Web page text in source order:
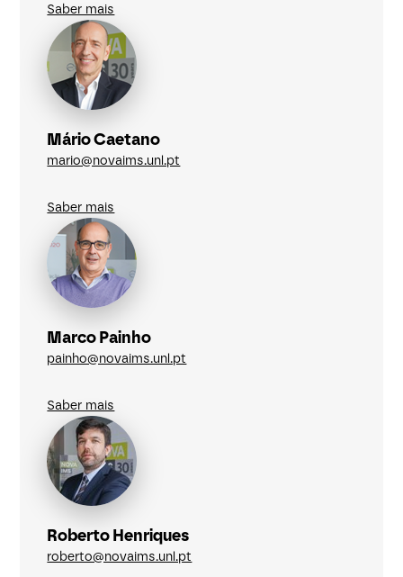
Saber mais
Mário Caetano
mario@novaims.unl.pt
Saber mais
Marco Painho
painho@novaims.unl.pt
Saber mais
Roberto Henriques
roberto@novaims.unl.pt